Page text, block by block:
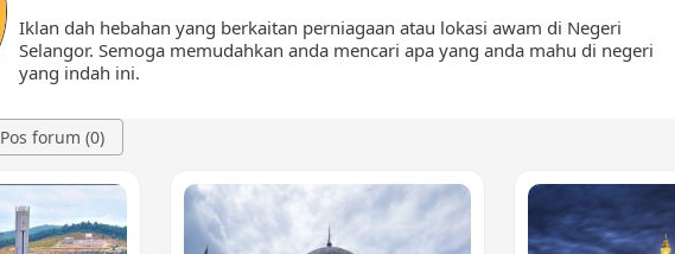
Iklan dah hebahan yang berkaitan perniagaan atau lokasi awam di Negeri
Selangor. Semoga memudahkan anda mencari apa yang anda mahu di negeri
yang indah ini.
Pos forum (0)